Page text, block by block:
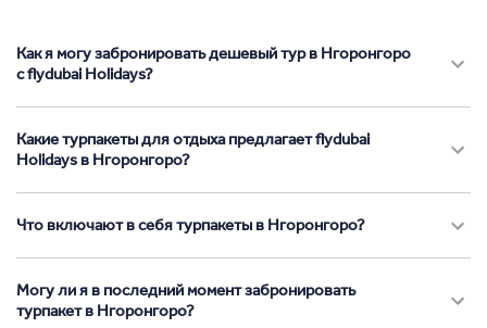
Как я могу забронировать дешевый тур в Нгоронгоро
с flydubai Holidays?
Какие турпакеты для отдыха предлагает flydubai
Holidays в Нгоронгоро?
Что включают в себя турпакеты в Нгоронгоро?
Могу ли я в последний момент забронировать
турпакет в Нгоронгоро?